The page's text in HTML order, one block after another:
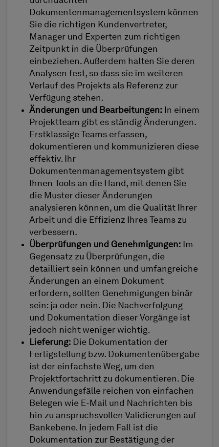
Dokumentenmanagementsystem können
Sie die richtigen Kundenvertreter,
Manager und Experten zum richtigen
Zeitpunkt in die Überprüfungen
einbeziehen. Außerdem halten Sie deren
Analysen fest, so dass sie im weiteren
Verlauf des Projekts als Referenz zur
Verfügung stehen.
Änderungen und Bearbeitungen: In einem
Projektteam gibt es ständig Änderungen.
Erstklassige Teams erfassen,
dokumentieren und kommunizieren diese
effektiv. Ihr
Dokumentenmanagementsystem gibt
Ihnen Tools an die Hand, mit denen Sie
die Muster dieser Änderungen
analysieren können, um die Qualität Ihrer
Arbeit und die Effizienz Ihres Teams zu
verbessern.
Überprüfungen und Genehmigungen: Im
Gegensatz zu Überprüfungen, die
detailliert sein können und umfangreiche
Änderungen an einem Dokument
erfordern, sollten Genehmigungen binär
sein: ja oder nein. Die Nachverfolgung
und Dokumentation dieser Vorgänge ist
jedoch nicht weniger wichtig.
Lieferung: Die Dokumentation der
Fertigstellung bzw. Dokumentenübergabe
ist der einfachste Weg, um den
Projektfortschritt zu dokumentieren. Die
Anwendungsfälle reichen von einfachen
Belegen wie E-Mail und Nachrichten bis
hin zu anspruchsvollen Validierungen auf
Bankebene. In jedem Fall ist die
Dokumentation zur Bestätigung der